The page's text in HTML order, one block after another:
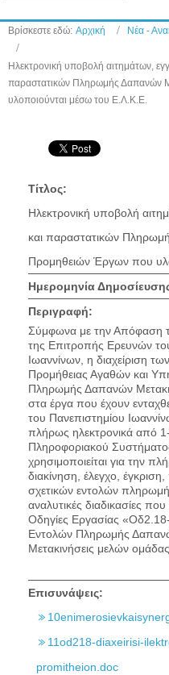
Βρίσκεστε εδώ: Αρχική Νέα -
Ηλεκτρονική υποβολή αιτημάτων,
παραστατικών Πληρωμής Δαπανών
υλοποιούνται μέσω του Ε.Λ.Κ.Ε.
Τίτλος:
Ηλεκτρονική υποβολή
και παραστατικών
Προμηθειών Έργων που
Ημερομηνία
Περιγραφή:
Σύμφωνα με την Απόφαση
της Επιτροπής Ερευνών
Ιωαννίνων, η διαχείριση
Προμήθειας Αγαθών και
Πληρωμής Δαπανών
στα έργα που έχουν
του Πανεπιστημίου
πλήρως ηλεκτρονικά από
Πληροφοριακού
χρησιμοποιείται για την
διακίνηση, έλεγχο,
σχετικών εντολών
αναλυτικές διαδικασίες
Οδηγίες Εργασίας «Οδ2.18-
Εντολών Πληρωμής
Μετακινήσεις μελών
Επισυνάψεις:
11od218-diaxeirisi-
promitheion.doc